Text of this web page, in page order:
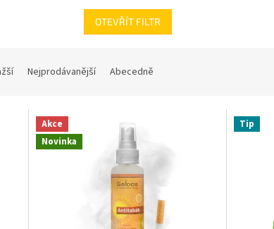
OTEVŘÍT FILTR
Nejprodávanější Abecedně
Akce
Novinka
Tip